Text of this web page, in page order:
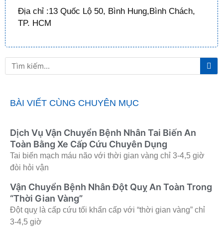
Địa chỉ :13 Quốc Lộ 50, Bình Hung,Bình Chách,
TP. HCM
Tìm
kiếm
BÀI VIẾT CÙNG CHUYÊN MỤC
Dịch Vụ Vận Chuyển Bệnh Nhân Tai Biến An
Toàn Bằng Xe Cấp Cứu Chuyên Dụng
Tai biến mạch máu não với thời gian vàng chỉ 3-4,5 giờ
đòi hỏi vận
Vận Chuyển Bệnh Nhân Đột Quỵ An Toàn Trong
“Thời Gian Vàng”
Đột quỵ là cấp cứu tối khẩn cấp với “thời gian vàng” chỉ
3-4,5 giờ